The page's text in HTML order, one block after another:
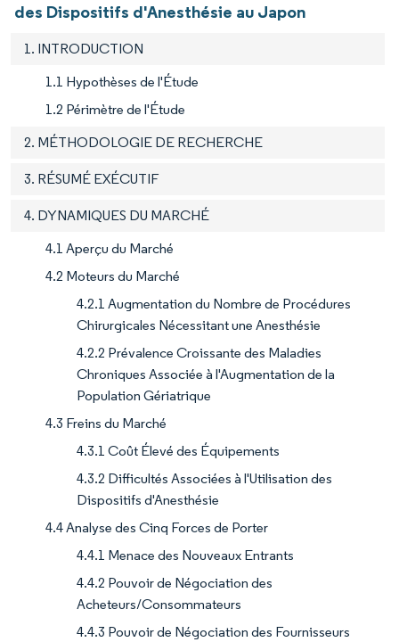
des Dispositifs d'Anesthésie au Japon
1. INTRODUCTION
1.1 Hypothèses de l'Étude
1.2 Périmètre de l'Étude
2. MÉTHODOLOGIE DE RECHERCHE
3. RÉSUMÉ EXÉCUTIF
4. DYNAMIQUES DU MARCHÉ
4.1 Aperçu du Marché
4.2 Moteurs du Marché
4.2.1 Augmentation du Nombre de Procédures
Chirurgicales Nécessitant une Anesthésie
4.2.2 Prévalence Croissante des Maladies
Chroniques Associée à l'Augmentation de la
Population Gériatrique
4.3 Freins du Marché
4.3.1 Coût Élevé des Équipements
4.3.2 Difficultés Associées à l'Utilisation des
Dispositifs d'Anesthésie
4.4 Analyse des Cinq Forces de Porter
4.4.1 Menace des Nouveaux Entrants
4.4.2 Pouvoir de Négociation des
Acheteurs/Consommateurs
4.4.3 Pouvoir de Négociation des Fournisseurs